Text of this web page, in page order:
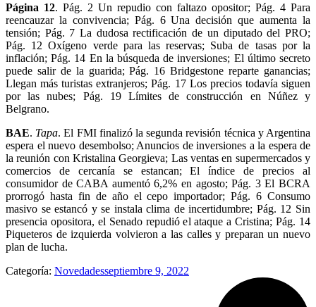
Página 12. Pág. 2 Un repudio con faltazo opositor; Pág. 4 Para
reencauzar la convivencia; Pág. 6 Una decisión que aumenta la
tensión; Pág. 7 La dudosa rectificación de un diputado del PRO;
Pág. 12 Oxígeno verde para las reservas; Suba de tasas por la
inflación; Pág. 14 En la búsqueda de inversiones; El último secreto
puede salir de la guarida; Pág. 16 Bridgestone reparte ganancias;
Llegan más turistas extranjeros; Pág. 17 Los precios todavía siguen
por las nubes; Pág. 19 Límites de construcción en Núñez y
Belgrano.
BAE. Tapa. El FMI finalizó la segunda revisión técnica y Argentina
espera el nuevo desembolso; Anuncios de inversiones a la espera de
la reunión con Kristalina Georgieva; Las ventas en supermercados y
comercios de cercanía se estancan; El índice de precios al
consumidor de CABA aumentó 6,2% en agosto; Pág. 3 El BCRA
prorrogó hasta fin de año el cepo importador; Pág. 6 Consumo
masivo se estancó y se instala clima de incertidumbre; Pág. 12 Sin
presencia opositora, el Senado repudió el ataque a Cristina; Pág. 14
Piqueteros de izquierda volvieron a las calles y preparan un nuevo
plan de lucha.
Categoría: Novedadesseptiembre 9, 2022